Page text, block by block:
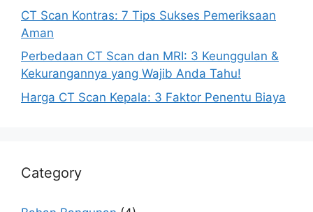
CT Scan Kontras: 7 Tips Sukses Pemeriksaan
Aman
Perbedaan CT Scan dan MRI: 3 Keunggulan &
Kekurangannya yang Wajib Anda Tahu!
Harga CT Scan Kepala: 3 Faktor Penentu Biaya
Category